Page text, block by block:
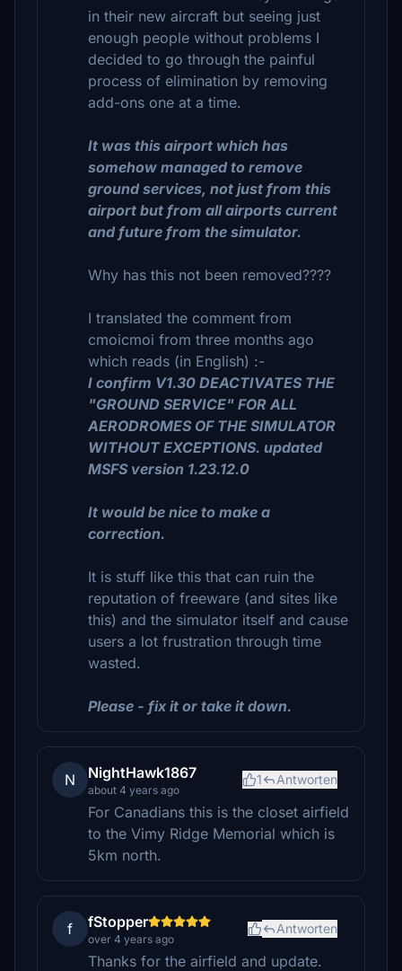
in their new aircraft but seeing just
enough people without problems I
decided to go through the painful
process of elimination by removing
add-ons one at a time.
It was this airport which has
somehow managed to remove
ground services, not just from this
airport but from all airports current
and future from the simulator.
Why has this not been removed????
I translated the comment from
cmoicmoi from three months ago
which reads (in English) :-
I confirm V1.30 DEACTIVATES THE
"GROUND SERVICE" FOR ALL
AERODROMES OF THE SIMULATOR
WITHOUT EXCEPTIONS. updated
MSFS version 1.23.12.0
It would be nice to make a
correction.
It is stuff like this that can ruin the
reputation of freeware (and sites like
this) and the simulator itself and cause
users a lot frustration through time
wasted.
Please - fix it or take it down.
N NightHawk1867
about 4 years ago
1 Antworten
For Canadians this is the closet airfield
to the Vimy Ridge Memorial which is
5km north.
f fStopper
over 4 years ago
Antworten
Thanks for the airfield and update.